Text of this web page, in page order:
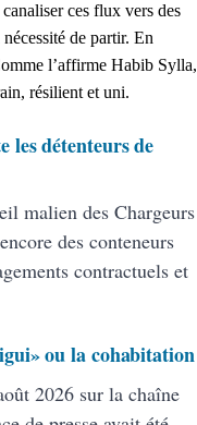
ces flux vers des
de partir. En
l’affirme Habib Sylla,
résilient et uni.
les détenteurs de
malien des Chargeurs
des conteneurs
contractuels et
ou la cohabitation
2026 sur la chaîne